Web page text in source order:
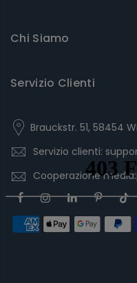
Chi Siamo
Servizio Clienti
Brauckstr. 51, 58454
Servizio clienti:
Cooperazione